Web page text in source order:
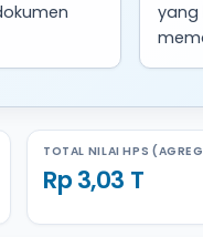
TOTAL NILAI HPS
Rp 3,03 T